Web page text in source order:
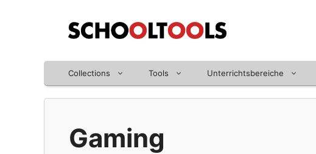
Collections Tools Unterrichtsbereiche
Gaming